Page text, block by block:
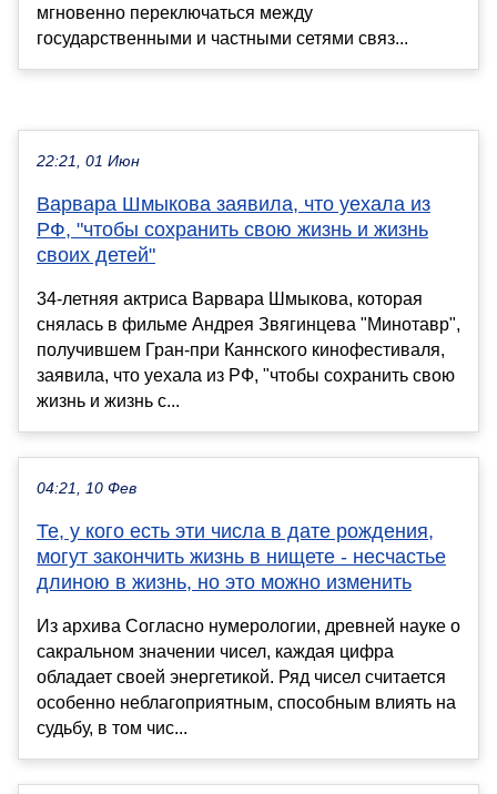
мгновенно переключаться между
государственными и частными сетями связ...
22:21, 01 Июн
Варвара Шмыкова заявила, что уехала из
РФ, "чтобы сохранить свою жизнь и жизнь
своих детей"
34-летняя актриса Варвара Шмыкова, которая
снялась в фильме Андрея Звягинцева "Минотавр",
получившем Гран-при Каннского кинофестиваля,
заявила, что уехала из РФ, "чтобы сохранить свою
жизнь и жизнь с...
04:21, 10 Фев
Те, у кого есть эти числа в дате рождения,
могут закончить жизнь в нищете - несчастье
длиною в жизнь, но это можно изменить
Из архива Согласно нумерологии, древней науке о
сакральном значении чисел, каждая цифра
обладает своей энергетикой. Ряд чисел считается
особенно неблагоприятным, способным влиять на
судьбу, в том чис...